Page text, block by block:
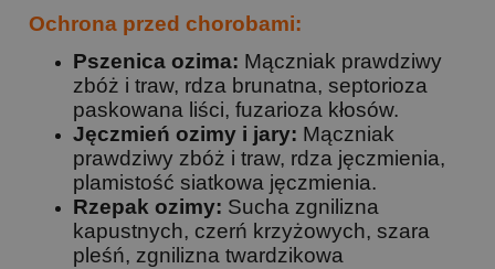
Ochrona przed chorobami:
Pszenica ozima: Mączniak prawdziwy
zbóż i traw, rdza brunatna, septorioza
paskowana liści, fuzarioza kłosów.
Jęczmień ozimy i jary: Mączniak
prawdziwy zbóż i traw, rdza jęczmienia,
plamistość siatkowa jęczmienia.
Rzepak ozimy: Sucha zgnilizna
kapustnych, czerń krzyżowych, szara
pleśń, zgnilizna twardzikowa